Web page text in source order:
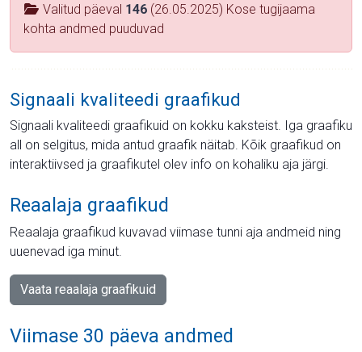
Valitud päeval 146 (26.05.2025) Kose tugijaama
kohta andmed puuduvad
Signaali kvaliteedi graafikud
Signaali kvaliteedi graafikuid on kokku kaksteist. Iga graafiku
all on selgitus, mida antud graafik näitab. Kõik graafikud on
interaktiivsed ja graafikutel olev info on kohaliku aja järgi.
Reaalaja graafikud
Reaalaja graafikud kuvavad viimase tunni aja andmeid ning
uuenevad iga minut.
Vaata reaalaja graafikuid
Viimase 30 päeva andmed